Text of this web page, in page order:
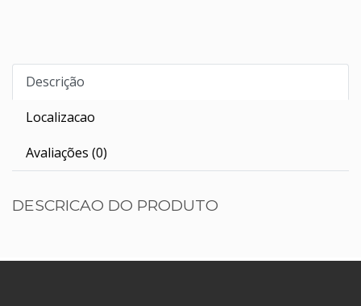
Descrição
Localizacao
Avaliações (0)
DESCRICAO DO PRODUTO